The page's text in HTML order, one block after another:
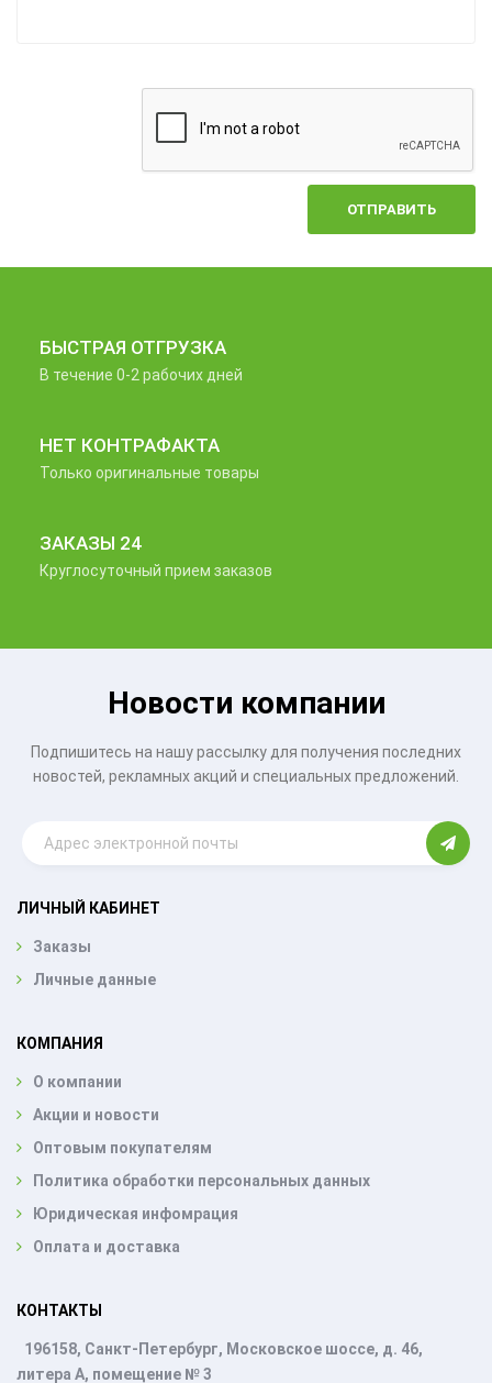
ОТПРАВИТЬ
БЫСТРАЯ ОТГРУЗКА
В течение 0-2 рабочих дней
НЕТ КОНТРАФАКТА
Только оригинальные товары
ЗАКАЗЫ 24
Круглосуточный прием заказов
Новости компании
Подпишитесь на нашу рассылку для получения последних
новостей, рекламных акций и специальных предложений.
ЛИЧНЫЙ КАБИНЕТ
Заказы
Личные данные
КОМПАНИЯ
О компании
Акции и новости
Оптовым покупателям
Политика обработки персональных данных
Юридическая инфомрация
Оплата и доставка
КОНТАКТЫ
196158, Санкт-Петербург, Московское шоссе, д. 46,
литера А, помещение № 3